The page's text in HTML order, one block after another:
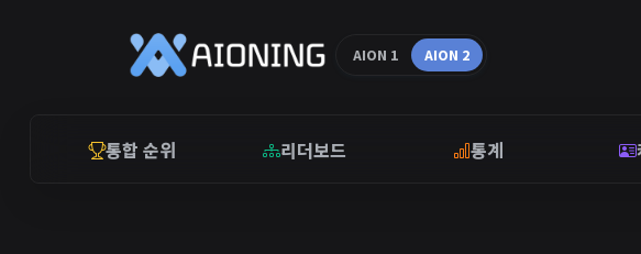
AION 1 AION 2
통합 순위 리더보드 통계